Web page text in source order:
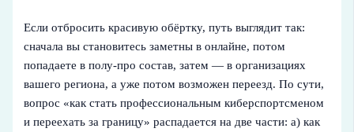
Если отбросить красивую обёртку, путь выглядит так:
сначала вы становитесь заметны в онлайне, потом
попадаете в полу‑про состав, затем — в организациях
вашего региона, а уже потом возможен переезд. По сути,
вопрос «как стать профессиональным киберспортсменом
и переехать за границу» распадается на две части: а) как